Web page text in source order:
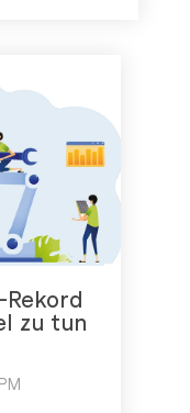
zu tun